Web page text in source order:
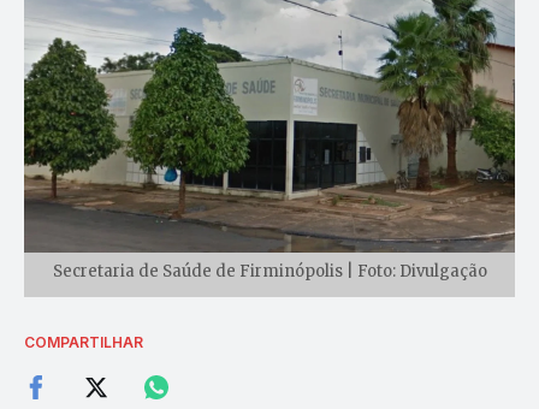
Secretaria de Saúde de Firminópolis | Foto: Divulgação
COMPARTILHAR